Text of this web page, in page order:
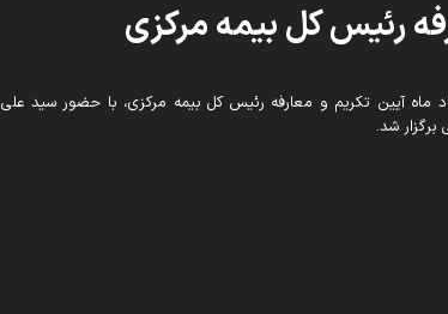
رئیس کل بیمه مرکزی
ماه آیین تکریم و معارفه رئیس کل بیمه مرکزی، با حضور سید علی
برگزار شد.